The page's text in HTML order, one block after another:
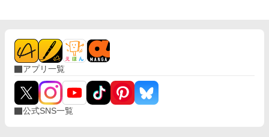
アプリ一覧
公式SNS一覧